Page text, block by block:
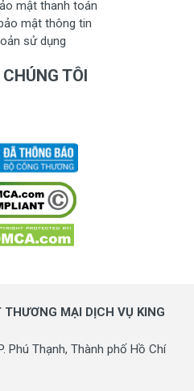
mật thanh toán
mật thông tin
sử dụng
TÔI
MẠI DỊCH VỤ KING
Phú Thạnh, Thành phố Hồ Chí